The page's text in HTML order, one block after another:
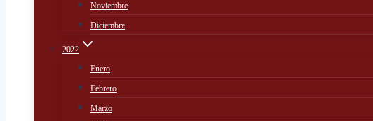
Noviembre
Diciembre
2022
Enero
Febrero
Marzo